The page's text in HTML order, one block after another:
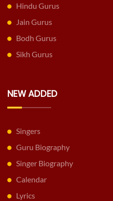
Hindu Gurus
Jain Gurus
Bodh Gurus
Sikh Gurus
NEW ADDED
Singers
Guru Biography
Singer Biography
Calendar
Lyrics